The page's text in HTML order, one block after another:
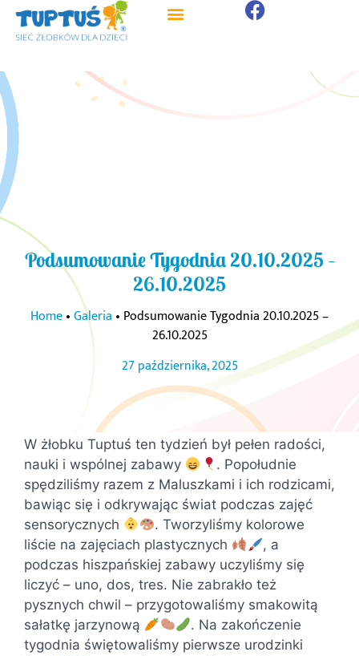
Podsumowanie Tygodnia 20.10.2025 –
26.10.2025
Home•Galeria • Podsumowanie Tygodnia 20.10.2025 –
26.10.2025
27 października, 2025
W żłobku Tuptuś ten tydzień był pełen radości,
nauki i wspólnej zabawy
. Popołudnie
spędziliśmy razem z Maluszkami i ich rodzicami,
bawiąc się i odkrywając świat podczas zajęć
sensorycznych
. Tworzyliśmy kolorowe
liście na zajęciach plastycznych
, a
podczas hiszpańskiej zabawy uczyliśmy się
liczyć – uno, dos, tres. Nie zabrakło też
pysznych chwil – przygotowaliśmy smakowitą
sałatkę jarzynową
. Na zakończenie
tygodnia świętowaliśmy pierwsze urodzinki